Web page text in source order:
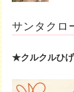
サンタクロ
★クルクルひ